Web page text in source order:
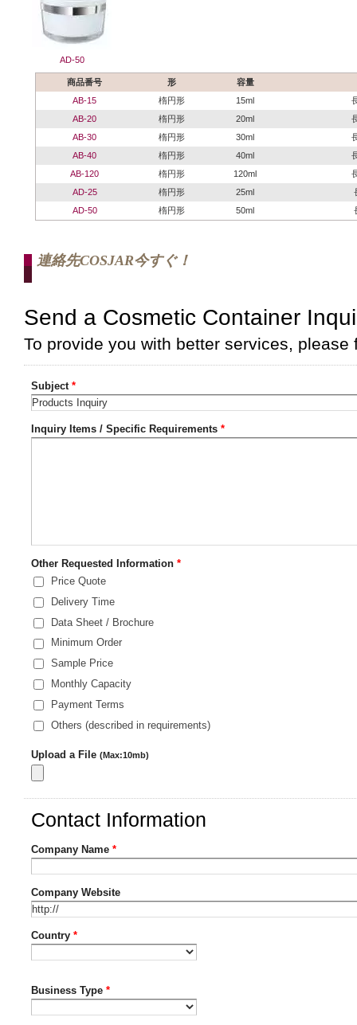
AD-50
商品番号 形
容量
AB-15
楕円形 15ml
AB-20
楕円形 20ml
AB-30
楕円形 30ml
AB-40
楕円形 40ml
AB-120
楕円形 120ml
AD-25
楕円形 25ml
AD-50
楕円形 50ml
連絡先COSJAR今すぐ！